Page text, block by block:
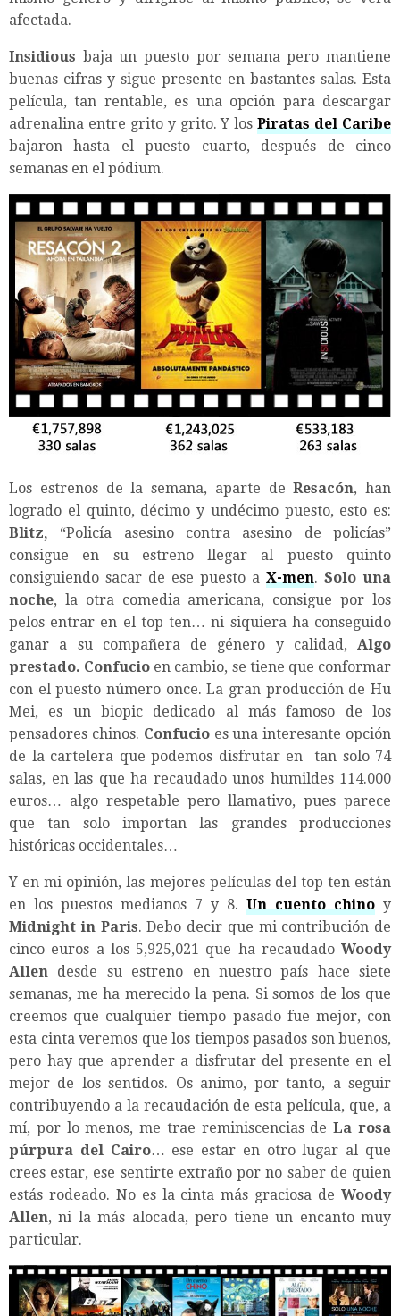
afectada.
Insidious baja un puesto por semana pero mantiene
buenas cifras y sigue presente en bastantes salas. Esta
película, tan rentable, es una opción para descargar
adrenalina entre grito y grito. Y losPiratas del Caribe
bajaron hasta el puesto cuarto, después de cinco
semanas en el pódium.
Los estrenos de la semana, aparte de Resacón, han
logrado el quinto, décimo y undécimo puesto, esto es:
Blitz, “Policía asesino contra asesino de policías”
consigue en su estreno llegar al puesto quinto
consiguiendo sacar de ese puesto a X-men. Solo una
noche, la otra comedia americana, consigue por los
pelos entrar en el top ten… ni siquiera ha conseguido
ganar a su compañera de género y calidad, Algo
prestado. Confucio en cambio, se tiene que conformar
con el puesto número once. La gran producción de Hu
Mei, es un biopic dedicado al más famoso de los
pensadores chinos. Confucioes una interesante opción
de la cartelera que podemos disfrutar en tan solo 74
salas, en las que ha recaudado unos humildes 114.000
euros… algo respetable pero llamativo, pues parece
que tan solo importan las grandes producciones
históricas occidentales…
Y en mi opinión, las mejores películas del top ten están
en los puestos medianos 7 y 8. Un cuento chino y
Midnight in Paris. Debo decir que mi contribución de
cinco euros a los 5,925,021 que ha recaudadoWoody
Allen desde su estreno en nuestro país hace siete
semanas, me ha merecido la pena. Si somos de los que
creemos que cualquier tiempo pasado fue mejor, con
esta cinta veremos que los tiempos pasados son buenos,
pero hay que aprender a disfrutar del presente en el
mejor de los sentidos. Os animo, por tanto, a seguir
contribuyendo a la recaudación de esta película, que, a
mí, por lo menos, me trae reminiscencias deLa rosa
púrpura del Cairo… ese estar en otro lugar al que
crees estar, ese sentirte extraño por no saber de quien
estás rodeado. No es la cinta más graciosa de Woody
Allen, ni la más alocada, pero tiene un encanto muy
particular.